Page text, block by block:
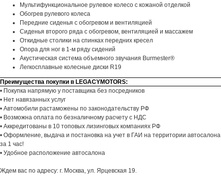
Мультифункциональное рулевое колесо с кожаной отделкой
Обогрев рулевого колеса
Передние сиденья с обогревом и вентиляцией
Сиденья второго ряда с обогревом, вентиляцией и массажем
Откидные столики на спинках передних кресел
Опора для ног в 1-м ряду сидений
Акустическая система объемного звучания Burmester®
Легкосплавные колесные диски R19
Преимущества покупки в LEGACYMOTORS:
• Покупка напрямую у поставщика без посредников
• Нет навязанных услуг
• Автомобили растаможены по законодательству РФ
• Возможна оплата по безналичному расчету с НДС
• Аккредитованы в 10 топовых лизинговых компаниях РФ
• Оформление, выдача и постановка на учет в ГАИ на территории автосалона
за 1 час!
• Удобное расположение автосалона
Ждем вас по адресу: г. Москва, ул. Ярцевская 19.